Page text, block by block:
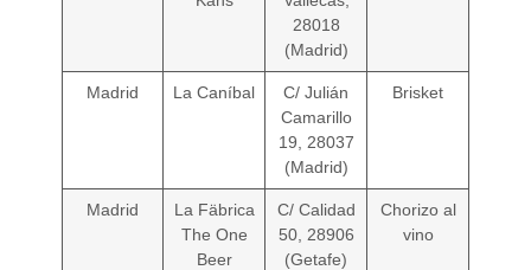
28018
(Madrid)
Madrid La Caníbal
C/ Julián
Camarillo
19, 28037
(Madrid)
Brisket
Madrid
La Fäbrica
The One
Beer
C/ Calidad
50, 28906
(Getafe)
Chorizo al
vino